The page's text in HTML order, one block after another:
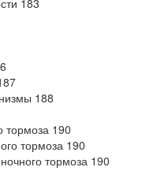
183
188
тормоза 190
тормоза 190
тормоза 190